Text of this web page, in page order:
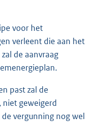
voor het
verleent die aan het
de aanvraag
past zal de
geweigerd
vergunning nog wel